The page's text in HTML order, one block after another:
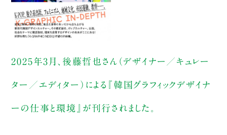
2025年3月、後藤哲也さん（デザイナー／キュレー
ター／エディター）による『韓国グラフィックデザイナ
ーの仕事と環境』が刊行されました。